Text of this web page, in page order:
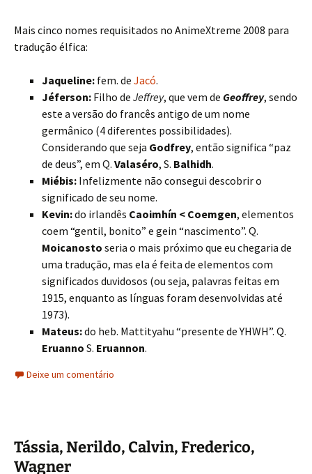
Mais cinco nomes requisitados no AnimeXtreme 2008 para
tradução élfica:
Jaqueline: fem. de Jacó.
Jéferson: Filho de Jeffrey, que vem de Geoffrey, sendo
este a versão do francês antigo de um nome
germânico (4 diferentes possibilidades).
Considerando que seja Godfrey, então significa “paz
de deus”, em Q. Valaséro, S. Balhidh.
Miébis: Infelizmente não consegui descobrir o
significado de seu nome.
Kevin:do irlandês Caoimhín < Coemgen, elementos
coem “gentil, bonito” e gein “nascimento”. Q.
Moicanosto seria o mais próximo que eu chegaria de
uma tradução, mas ela é feita de elementos com
significados duvidosos (ou seja, palavras feitas em
1915, enquanto as línguas foram desenvolvidas até
1973).
Mateus:do heb. Mattityahu “presente de YHWH”. Q.
Eruanno S. Eruannon.
Deixe um comentário
Tássia, Nerildo, Calvin, Frederico,
Wagner